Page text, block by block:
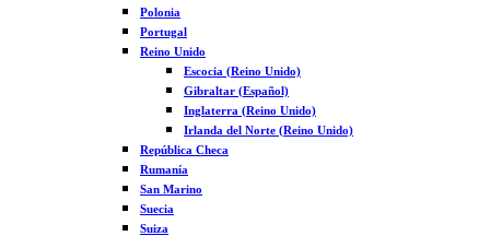
Polonia
Portugal
Reino Unido
Escocia (Reino Unido)
Gibraltar (Español)
Inglaterra (Reino Unido)
Irlanda del Norte (Reino Unido)
República Checa
Rumanía
San Marino
Suecia
Suiza